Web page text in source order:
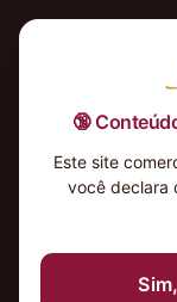
🔞
Este site
você declara